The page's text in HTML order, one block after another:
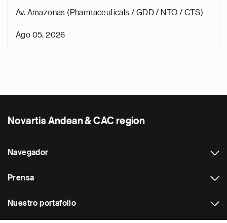
Av. Amazonas (Pharmaceuticals / GDD / NTO / CTS)
Ago 05, 2026
Novartis Andean & CAC region
Navegador
Prensa
Nuestro portafolio